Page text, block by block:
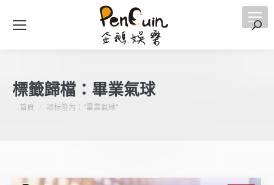
搜
標籤歸檔： 畢業氣球
您在這裡：
首頁 项标签为："畢業氣球"